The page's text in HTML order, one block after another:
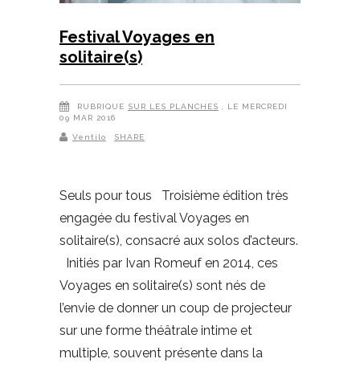
Festival Voyages en
solitaire(s)
RUBRIQUE SUR LES PLANCHES
, LE MERCREDI
09 MAR 2016
Ventilo SHARE
Seuls pour tous Troisième édition très
engagée du festival Voyages en
solitaire(s), consacré aux solos d’acteurs.
Initiés par Ivan Romeuf en 2014, ces
Voyages en solitaire(s) sont nés de
l’envie de donner un coup de projecteur
sur une forme théâtrale intime et
multiple, souvent présente dans la